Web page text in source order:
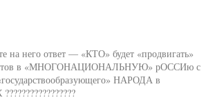
него ответ — «КТО» будет «продвигать»
в «МНОГОНАЦИОНАЛЬНУЮ» рОССИю с
НАРОДА в